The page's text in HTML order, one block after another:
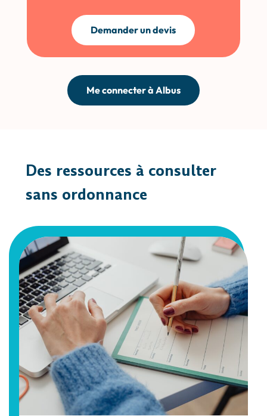
Demander un devis
Me connecter à Albus
Des ressources à consulter
sans ordonnance